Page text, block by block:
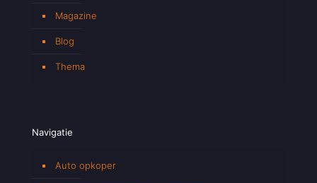
Magazine
Blog
Thema
Navigatie
Auto opkoper